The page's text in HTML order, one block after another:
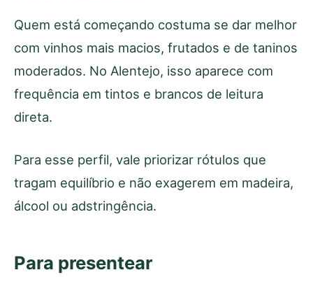
Quem está começando costuma se dar melhor
com vinhos mais macios, frutados e de taninos
moderados. No Alentejo, isso aparece com
frequência em tintos e brancos de leitura
direta.
Para esse perfil, vale priorizar rótulos que
tragam equilíbrio e não exagerem em madeira,
álcool ou adstringência.
Para presentear